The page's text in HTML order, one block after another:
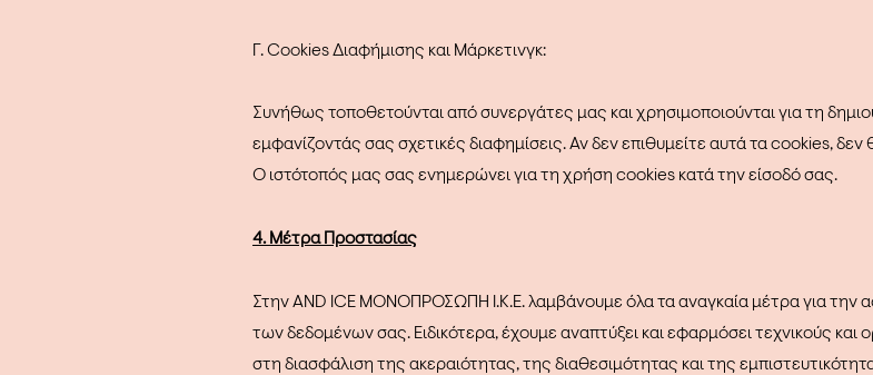
Γ. Cookies Διαφήμισης και Μάρκετινγκ:
Συνήθως τοποθετούνται από συνεργάτες μας και χρησιμοποιούνται για τη
εμφανίζοντάς σας σχετικές διαφημίσεις. Αν δεν επιθυμείτε αυτά τα cookies,
Ο ιστότοπός μας σας ενημερώνει για τη χρήση cookies κατά την είσοδό σας.
4. Μέτρα Προστασίας
Στην AND ICE ΜΟΝΟΠΡΟΣΩΠΗ Ι.Κ.Ε. λαμβάνουμε όλα τα αναγκαία μέτρα για την
των δεδομένων σας. Ειδικότερα, έχουμε αναπτύξει και εφαρμόσει τεχνικούς και
στη διασφάλιση της ακεραιότητας, της διαθεσιμότητας και της